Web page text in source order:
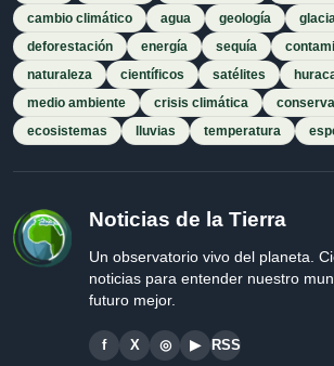
cambio climático
agua geología
deforestación
energía sequía
naturaleza
científicos satélites
medio ambiente
crisis climática
ecosistemas
lluvias temperatura
Noticias de la Tierra
Un observatorio vivo del planeta.
noticias para entender nuestro
futuro mejor.
f X ◎ ▶ RSS